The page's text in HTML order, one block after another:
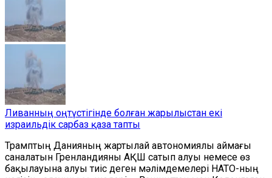
Ливанның оңтүстігінде болған жарылыстан екі
израильдік сарбаз қаза тапты
Трамптың Данияның жартылай автономиялы аймағы
саналатын Гренландияны АҚШ сатып алуы немесе өз
бақылауына алуы тиіс деген мәлімдемелері НАТО-ның